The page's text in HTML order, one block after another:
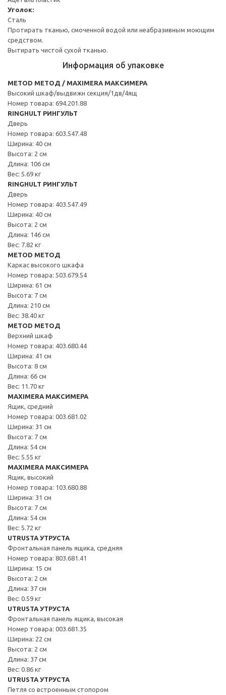
Уголок:
Сталь
Протирать тканью, смоченной водой или неабразивным моющим
средством.
Вытирать чистой сухой тканью.
Информация об упаковке
METOD МЕТОД / MAXIMERA МАКСИМЕРА
Высокий шкаф/выдвижн секция/1дв/4ящ
Номер товара: 694.201.88
RINGHULT РИНГУЛЬТ
Дверь
Номер товара: 603.547.48
Ширина: 40 см
Высота: 2 см
Длина: 106 см
Вес: 5.69 кг
RINGHULT РИНГУЛЬТ
Дверь
Номер товара: 403.547.49
Ширина: 40 см
Высота: 2 см
Длина: 146 см
Вес: 7.82 кг
METOD МЕТОД
Каркас высокого шкафа
Номер товара: 503.679.54
Ширина: 61 см
Высота: 7 см
Длина: 210 см
Вес: 38.40 кг
METOD МЕТОД
Верхний шкаф
Номер товара: 403.680.44
Ширина: 41 см
Высота: 8 см
Длина: 66 см
Вес: 11.70 кг
MAXIMERA МАКСИМЕРА
Ящик, средний
Номер товара: 003.681.02
Ширина: 31 см
Высота: 7 см
Длина: 54 см
Вес: 5.55 кг
MAXIMERA МАКСИМЕРА
Ящик, высокий
Номер товара: 103.680.88
Ширина: 31 см
Высота: 7 см
Длина: 54 см
Вес: 5.72 кг
UTRUSTA УТРУСТА
Фронтальная панель ящика, средняя
Номер товара: 803.681.41
Ширина: 15 см
Высота: 2 см
Длина: 37 см
Вес: 0.59 кг
UTRUSTA УТРУСТА
Фронтальная панель ящика, высокая
Номер товара: 003.681.35
Ширина: 22 см
Высота: 2 см
Длина: 37 см
Вес: 0.86 кг
UTRUSTA УТРУСТА
Петля со встроенным стопором